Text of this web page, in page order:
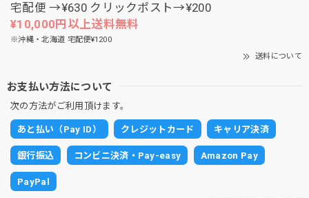
宅配便 →¥630 クリックポスト→¥200
¥10,000円以上送料無料
※沖縄・北海道 宅配便¥1200
送料について
お支払い方法について
次の方法がご利用頂けます。
あと払い（Pay ID） クレジットカード キャリア決済
銀行振込 コンビニ決済・Pay-easy Amazon Pay
PayPal